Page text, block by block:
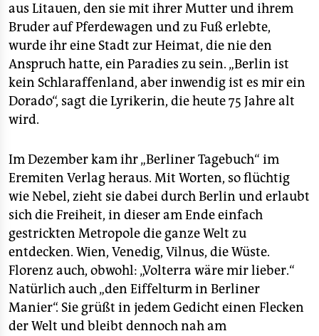
fragen & hilfe
unterstützen
abo
genossenschaft
epaper login
aus Litauen, den sie mit ihrer Mutter und ihrem
Bruder auf Pferdewagen und zu Fuß erlebte,
wurde ihr eine Stadt zur Heimat, die nie den
Anspruch hatte, ein Paradies zu sein. „Berlin ist
kein Schlaraffenland, aber inwendig ist es mir ein
Dorado“, sagt die Lyrikerin, die heute 75 Jahre alt
wird.
Im Dezember kam ihr „Berliner Tagebuch“ im
Eremiten Verlag heraus. Mit Worten, so flüchtig
wie Nebel, zieht sie dabei durch Berlin und erlaubt
sich die Freiheit, in dieser am Ende einfach
gestrickten Metropole die ganze Welt zu
entdecken. Wien, Venedig, Vilnus, die Wüste.
Florenz auch, obwohl: „Volterra wäre mir lieber.“
Natürlich auch „den Eiffelturm in Berliner
Manier“. Sie grüßt in jedem Gedicht einen Flecken
der Welt und bleibt dennoch nah am